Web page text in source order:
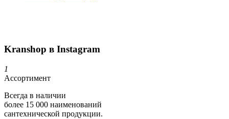
Kranshop в Instagram
1
Ассортимент
Всегда в наличии
более 15 000 наименований
сантехнической продукции.